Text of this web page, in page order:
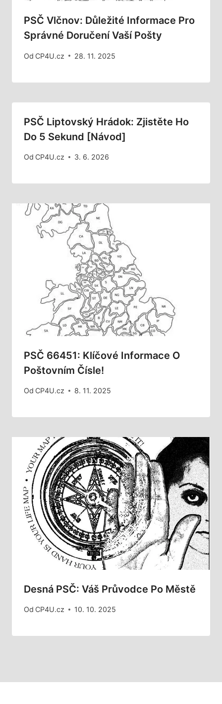
PSČ Vlčnov: Důležité Informace Pro
Správné Doručení Vaší Pošty
Od CP4U.cz 28. 11. 2025
PSČ Liptovský Hrádok: Zjistěte Ho
Do 5 Sekund [Návod]
Od CP4U.cz 3. 6. 2026
PSČ 66451: Klíčové Informace O
Poštovním Čísle!
Od CP4U.cz 8. 11. 2025
Desná PSČ: Váš Průvodce Po Městě
Od CP4U.cz 10. 10. 2025